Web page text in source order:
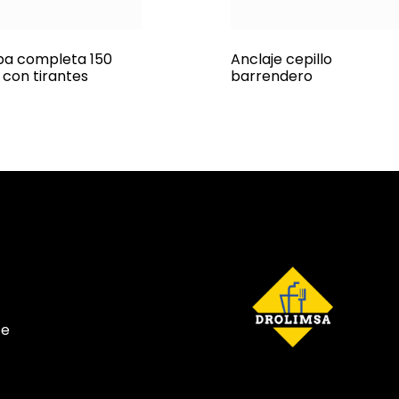
completa 150
con tirantes
Anclaje cepillo
barrendero